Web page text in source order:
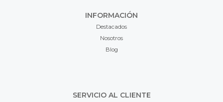
INFORMACIÓN
Destacados
Nosotros
Blog
SERVICIO AL CLIENTE